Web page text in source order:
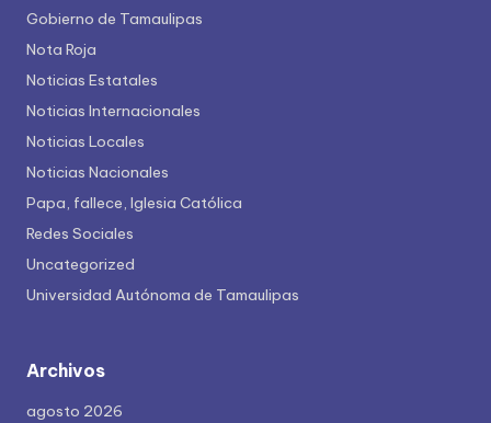
Gobierno de Tamaulipas
Nota Roja
Noticias Estatales
Noticias Internacionales
Noticias Locales
Noticias Nacionales
Papa, fallece, Iglesia Católica
Redes Sociales
Uncategorized
Universidad Autónoma de Tamaulipas
Archivos
agosto 2026